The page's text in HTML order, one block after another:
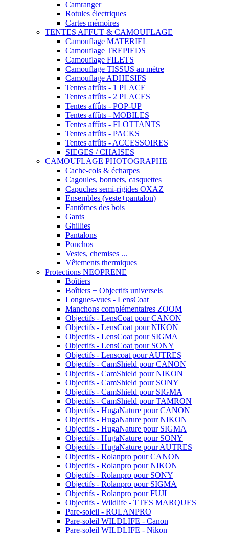
Camranger
Rotules électriques
Cartes mémoires
TENTES AFFUT & CAMOUFLAGE
Camouflage MATERIEL
Camouflage TREPIEDS
Camouflage FILETS
Camouflage TISSUS au mètre
Camouflage ADHESIFS
Tentes affûts - 1 PLACE
Tentes affûts - 2 PLACES
Tentes affûts - POP-UP
Tentes affûts - MOBILES
Tentes affûts - FLOTTANTS
Tentes affûts - PACKS
Tentes affûts - ACCESSOIRES
SIEGES / CHAISES
CAMOUFLAGE PHOTOGRAPHE
Cache-cols & écharpes
Cagoules, bonnets, casquettes
Capuches semi-rigides OXAZ
Ensembles (veste+pantalon)
Fantômes des bois
Gants
Ghillies
Pantalons
Ponchos
Vestes, chemises ...
Vêtements thermiques
Protections NEOPRENE
Boîtiers
Boîtiers + Objectifs universels
Longues-vues - LensCoat
Manchons complémentaires ZOOM
Objectifs - LensCoat pour CANON
Objectifs - LensCoat pour NIKON
Objectifs - LensCoat pour SIGMA
Objectifs - LensCoat pour SONY
Objectifs - Lenscoat pour AUTRES
Objectifs - CamShield pour CANON
Objectifs - CamShield pour NIKON
Objectifs - CamShield pour SONY
Objectifs - CamShield pour SIGMA
Objectifs - CamShield pour TAMRON
Objectifs - HugaNature pour CANON
Objectifs - HugaNature pour NIKON
Objectifs - HugaNature pour SIGMA
Objectifs - HugaNature pour SONY
Objectifs - HugaNature pour AUTRES
Objectifs - Rolanpro pour CANON
Objectifs - Rolanpro pour NIKON
Objectifs - Rolanpro pour SONY
Objectifs - Rolanpro pour SIGMA
Objectifs - Rolanpro pour FUJI
Objectifs - Wildlife - TTES MARQUES
Pare-soleil - ROLANPRO
Pare-soleil WILDLIFE - Canon
Pare-soleil WILDLIFE - Nikon